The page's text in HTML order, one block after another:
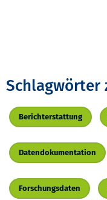
Schlagwörter
Berichterstattung
Datendokumentation
Forschungsdaten